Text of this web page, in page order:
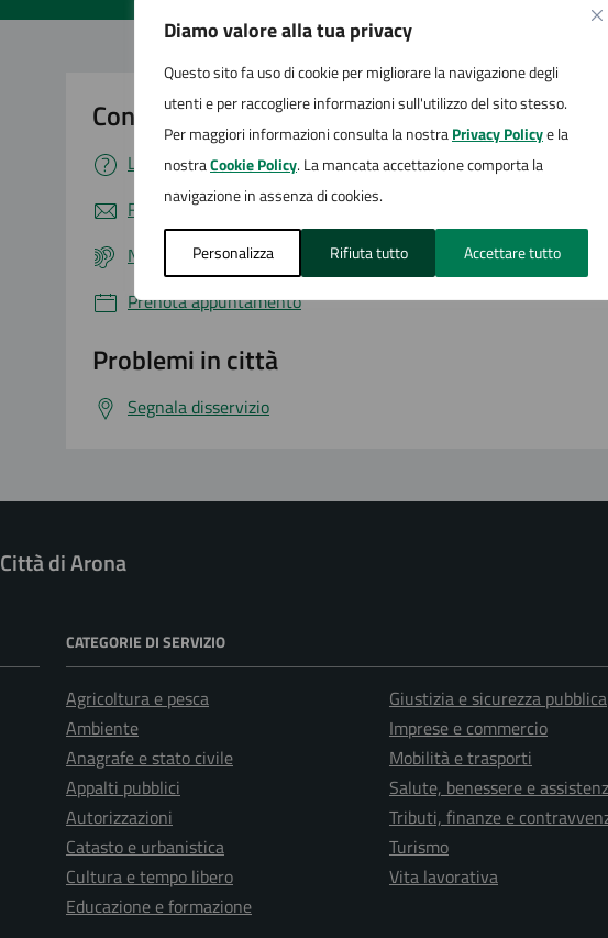
Diamo valore alla tua privacy
Questo sito fa uso di cookie per migliorare la navigazione degli
utenti e per raccogliere informazioni sull'utilizzo del sito stesso.
Per maggiori informazioni consulta la nostraPrivacy Policye la
nostraCookie Policy. La mancata accettazione comporta la
navigazione in assenza di cookies.
Personalizza Rifiuta tutto Accettare tutto
Contatta il comune
Leggi le domande frequenti
Richiedi assistenza
Numero verde
Prenota appuntamento
Problemi in città
Segnala disservizio
Città di Arona
CATEGORIE DI SERVIZIO
Agricoltura e pesca
Ambiente
Anagrafe e stato civile
Appalti pubblici
Autorizzazioni
Catasto e urbanistica
Cultura e tempo libero
Educazione e formazione
Giustizia e sicurezza pubblica
Imprese e commercio
Mobilità e trasporti
Salute, benessere e
Tributi, finanze e
Turismo
Vita lavorativa